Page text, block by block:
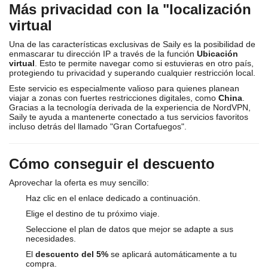
Más privacidad con la "localización
virtual
Una de las características exclusivas de Saily es la posibilidad de
enmascarar tu dirección IP a través de la función Ubicación
virtual . Esto te permite navegar como si estuvieras en otro país,
protegiendo tu privacidad y superando cualquier restricción local.
Este servicio es especialmente valioso para quienes planean
viajar a zonas con fuertes restricciones digitales, como China
Gracias a la tecnología derivada de la experiencia de NordVPN,
Saily te ayuda a mantenerte conectado a tus servicios favoritos
incluso detrás del llamado "Gran Cortafuegos".
Cómo conseguir el descuento
Aprovechar la oferta es muy sencillo:
Haz clic en el enlace dedicado a continuación.
Elige el destino de tu próximo viaje.
Seleccione el plan de datos que mejor se adapte a sus
necesidades.
El descuento del 5% se aplicará automáticamente a tu
compra.